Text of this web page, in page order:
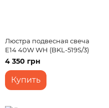
Люстра подвесная свеча
E14 40W WH (BKL-519S/3)
4 350 грн
Купить